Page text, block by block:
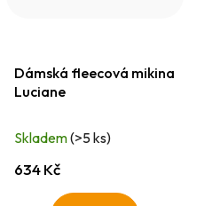
Dámská fleecová mikina
Luciane
Skladem(>5 ks)
634 Kč